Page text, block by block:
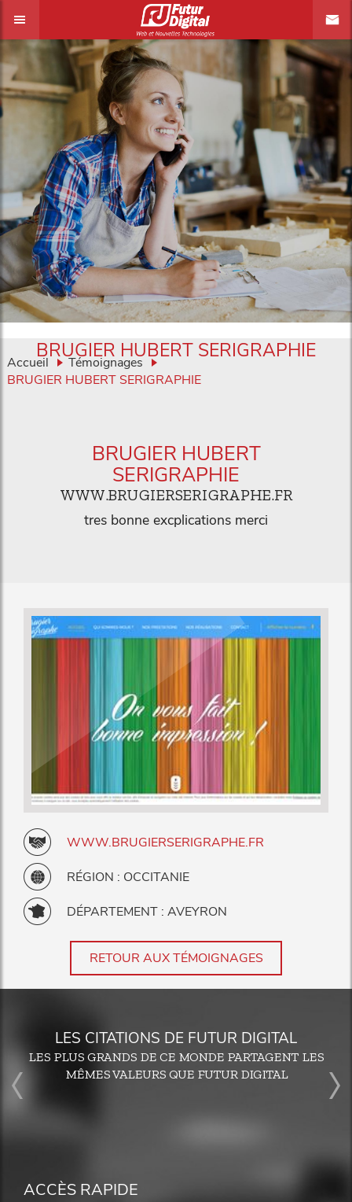
Accueil
Témoignages
BRUGIER HUBERT SERIGRAPHIE
BRUGIER HUBERT SERIGRAPHIE
BRUGIER HUBERT
SERIGRAPHIE
WWW.BRUGIERSERIGRAPHE.FR
tres bonne excplications merci
WWW.BRUGIERSERIGRAPHE.FR
RÉGION : OCCITANIE
DÉPARTEMENT : AVEYRON
RETOUR AUX TÉMOIGNAGES
LES CITATIONS DE FUTUR DIGITAL
LES PLUS GRANDS DE CE MONDE PARTAGENT LES
MÊMES VALEURS QUE FUTUR DIGITAL
ACCÈS RAPIDE